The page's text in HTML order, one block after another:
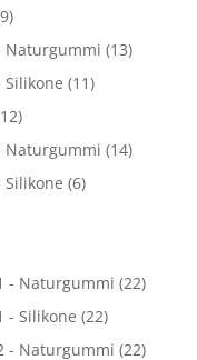
Naturgummi (13)
Silikone (11)
Naturgummi (14)
Silikone (6)
- Naturgummi (22)
- Silikone (22)
- Naturgummi (22)